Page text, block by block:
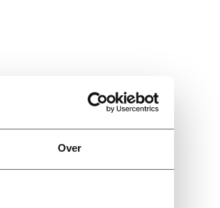
Over